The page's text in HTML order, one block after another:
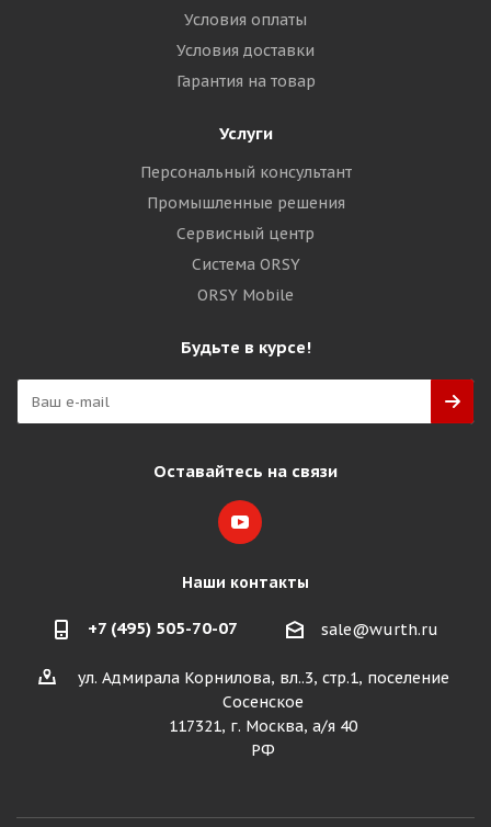
Условия оплаты
Условия доставки
Гарантия на товар
Услуги
Персональный консультант
Промышленные решения
Сервисный центр
Система ORSY
ORSY Mobile
Будьте в курсе!
Оставайтесь на связи
Наши контакты
+7 (495) 505-70-07 sale@wurth.ru
ул. Адмирала Корнилова, вл..3, стр.1, поселение
Сосенское
117321, г. Москва, а/я 40
РФ